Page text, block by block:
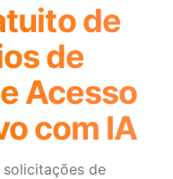
de
de
Acesso
com IA
de